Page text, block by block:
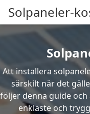
Solpaneler-
Att installera
särskilt när det
följer denna guide
enklaste och